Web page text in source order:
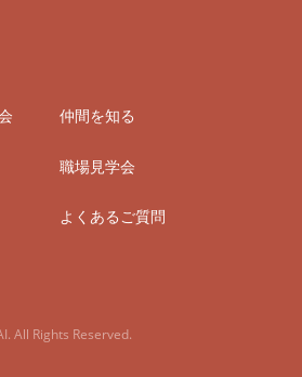
仲間を知る
職場見学会
よくあるご質問
All Rights Reserved.